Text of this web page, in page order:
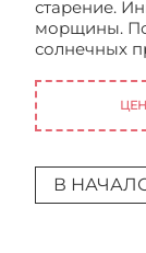
старение.
морщины.
солнечных
В